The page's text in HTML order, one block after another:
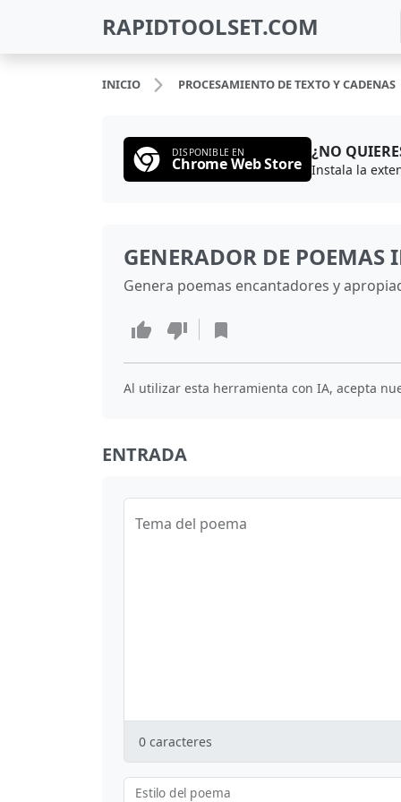
RAPIDTOOLSET.COM
INICIO PROCESAMIENTO DE TEXTO Y CADENAS
DISPONIBLE EN
Chrome Web Store
¿NO
GENERADOR DE
Genera poemas encantadores y
Al utilizar esta herramienta con IA, acepta
ENTRADA
Tema del poema
0 caracteres
Estilo del poema